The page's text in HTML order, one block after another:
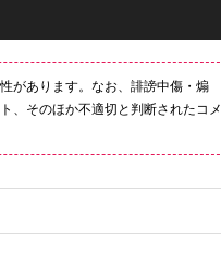
があります。なお、誹謗中傷・煽
、そのほか不適切と判断されたコメ